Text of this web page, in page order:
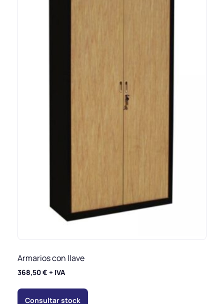
Armarios con llave
368,50€ + IVA
Consultar stock